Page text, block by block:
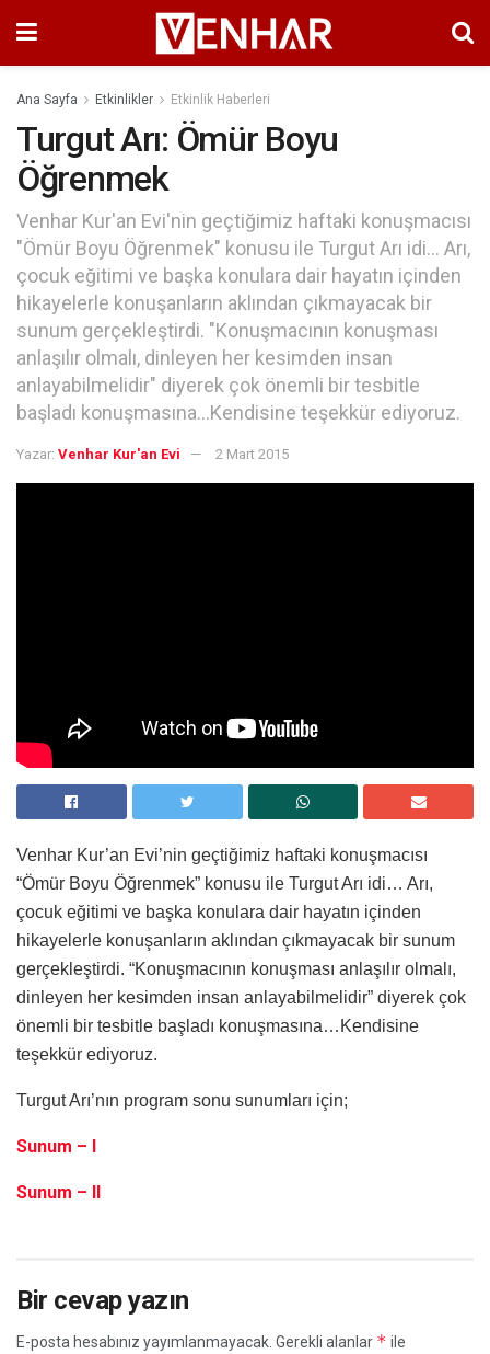
Ana Sayfa Etkinlikler Etkinlik Haberleri
Turgut Arı: Ömür Boyu
Öğrenmek
Venhar Kur'an Evi'nin geçtiğimiz haftaki konuşmacısı
"Ömür Boyu Öğrenmek" konusu ile Turgut Arı idi... Arı,
çocuk eğitimi ve başka konulara dair hayatın içinden
hikayelerle konuşanların aklından çıkmayacak bir
sunum gerçekleştirdi. "Konuşmacının konuşması
anlaşılır olmalı, dinleyen her kesimden insan
anlayabilmelidir" diyerek çok önemli bir tesbitle
başladı konuşmasına...Kendisine teşekkür ediyoruz.
Yazar: Venhar Kur'an Evi 2 Mart 2015
Venhar Kur’an Evi’nin geçtiğimiz haftaki konuşmacısı
“Ömür Boyu Öğrenmek” konusu ile Turgut Arı idi… Arı,
çocuk eğitimi ve başka konulara dair hayatın içinden
hikayelerle konuşanların aklından çıkmayacak bir sunum
gerçekleştirdi. “Konuşmacının konuşması anlaşılır olmalı,
dinleyen her kesimden insan anlayabilmelidir” diyerek çok
önemli bir tesbitle başladı konuşmasına…Kendisine
teşekkür ediyoruz.
Turgut Arı’nın program sonu sunumları için;
Sunum – I
Sunum – II
Bir cevap yazın
E-posta hesabınız yayımlanmayacak. Gerekli alanlar * ile